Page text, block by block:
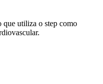
que utiliza o step como